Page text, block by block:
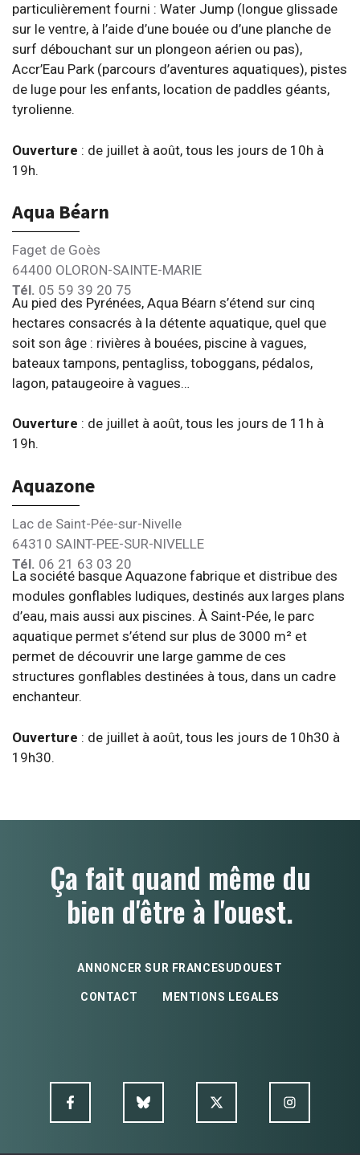
particulièrement fourni : Water Jump (longue glissade
sur le ventre, à l’aide d’une bouée ou d’une planche de
surf débouchant sur un plongeon aérien ou pas),
Accr’Eau Park (parcours d’aventures aquatiques), pistes
de luge pour les enfants, location de paddles géants,
tyrolienne.
Ouverture : de juillet à août, tous les jours de 10h à
19h.
Aqua Béarn
Faget de Goès
64400 OLORON-SAINTE-MARIE
Tél. 05 59 39 20 75
Au pied des Pyrénées, Aqua Béarn s’étend sur cinq
hectares consacrés à la détente aquatique, quel que
soit son âge : rivières à bouées, piscine à vagues,
bateaux tampons, pentagliss, toboggans, pédalos,
lagon, pataugeoire à vagues…
Ouverture : de juillet à août, tous les jours de 11h à
19h.
Aquazone
Lac de Saint-Pée-sur-Nivelle
64310 SAINT-PEE-SUR-NIVELLE
Tél. 06 21 63 03 20
La société basque Aquazone fabrique et distribue des
modules gonflables ludiques, destinés aux larges plans
d’eau, mais aussi aux piscines. À Saint-Pée, le parc
aquatique permet s’étend sur plus de 3000 m² et
permet de découvrir une large gamme de ces
structures gonflables destinées à tous, dans un cadre
enchanteur.
Ouverture : de juillet à août, tous les jours de 10h30 à
19h30.
Ça fait quand même du
bien d'être à l'ouest.
ANNONCER SUR FRANCESUDOUEST
CONTACT MENTIONS LEGALES